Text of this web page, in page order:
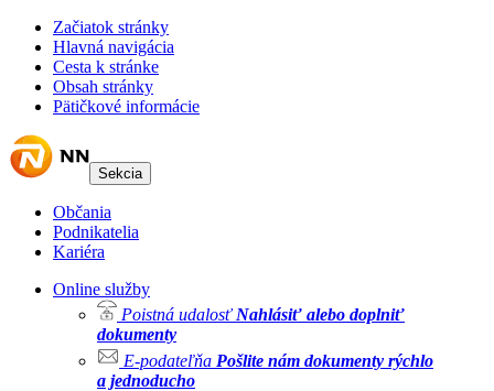
Začiatok stránky
Hlavná navigácia
Cesta k stránke
Obsah stránky
Pätičkové informácie
Sekcia
Občania
Podnikatelia
Kariéra
Online služby
Poistná udalosť Nahlásiť alebo doplniť
dokumenty
E-podateľňa Pošlite nám dokumenty rýchlo
a jednoducho